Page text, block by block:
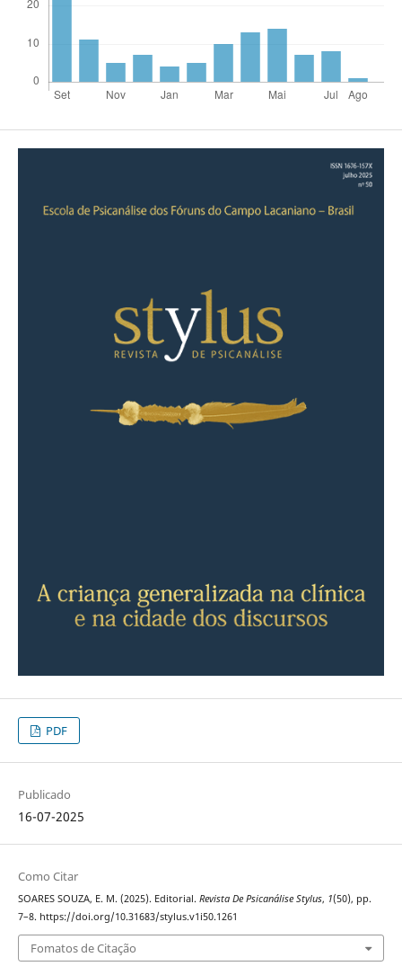
PDF
Publicado
16-07-2025
Como Citar
SOARES SOUZA, E. M. (2025). Editorial. Revista De Psicanálise Stylus, 1(50), pp.
7–8. https://doi.org/10.31683/stylus.v1i50.1261
Fomatos de Citação